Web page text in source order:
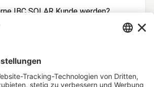
IBC SOLAR Kunde werden?
Sie sich jetzt!
Angebote